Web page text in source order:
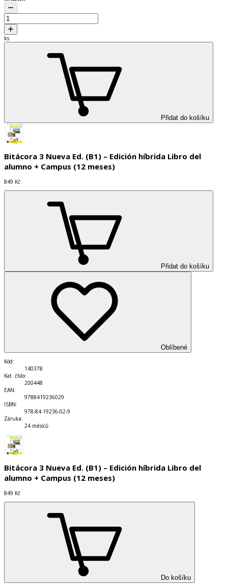
ks
Přidat do košíku
Bitácora 3 Nueva Ed. (B1) – Edición híbrida Libro del
alumno + Campus (12 meses)
849 Kč
Přidat do košíku
Oblíbené
Kód:
140378
Kat. číslo:
200448
EAN:
9788419236029
ISBN:
978-84-19236-02-9
Záruka:
24 měsíců
Bitácora 3 Nueva Ed. (B1) – Edición híbrida Libro del
alumno + Campus (12 meses)
849 Kč
Do košíku